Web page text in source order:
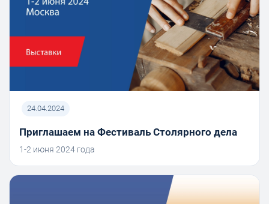
24.04.2024
Приглашаем на Фестиваль Столярного дела
1-2 июня 2024 года